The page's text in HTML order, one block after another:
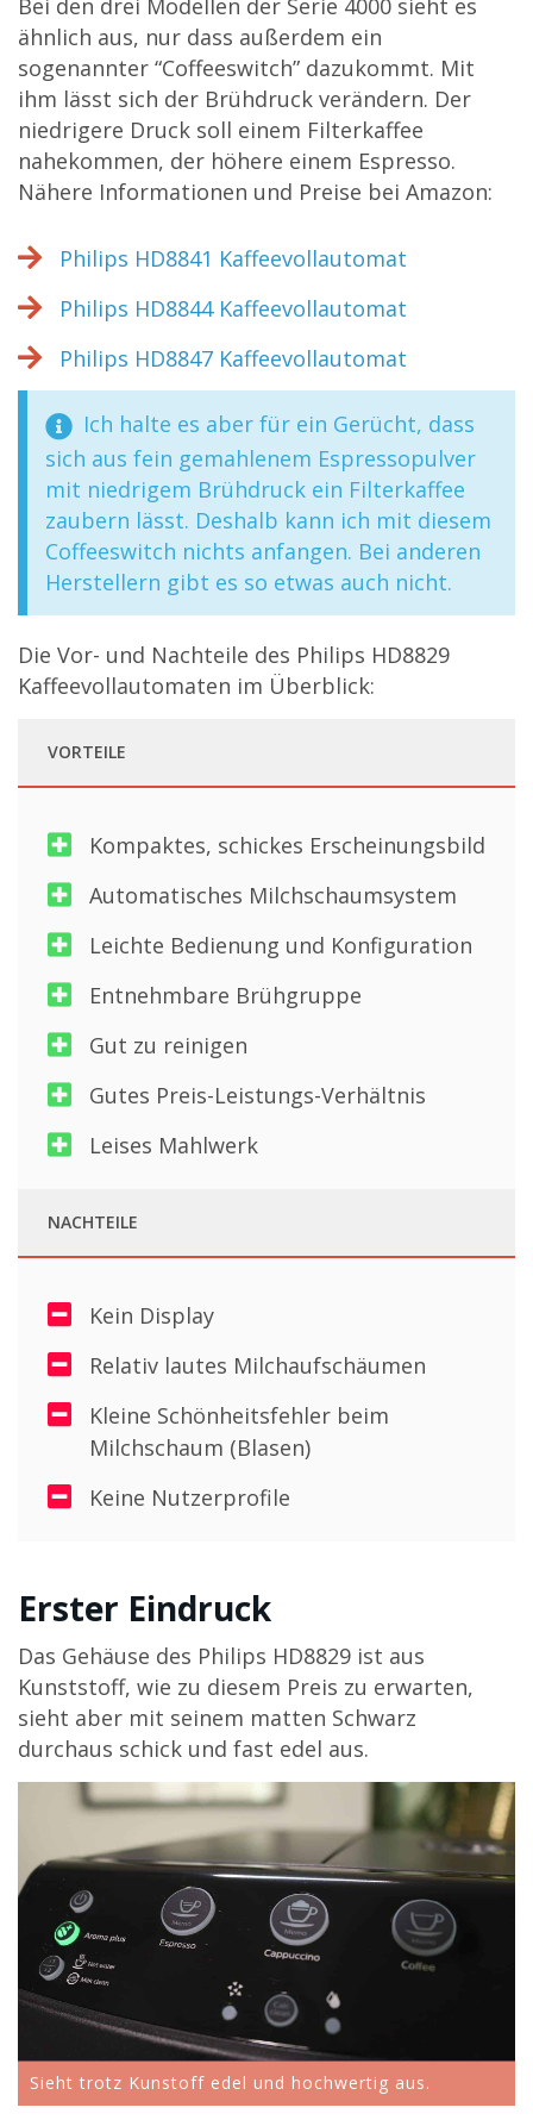
Bei den drei Modellen der Serie 4000 sieht es
ähnlich aus, nur dass außerdem ein
sogenannter “Coffeeswitch” dazukommt. Mit
ihm lässt sich der Brühdruck verändern. Der
niedrigere Druck soll einem Filterkaffee
nahekommen, der höhere einem Espresso.
Nähere Informationen und Preise bei Amazon:
Philips HD8841 Kaffeevollautomat
Philips HD8844 Kaffeevollautomat
Philips HD8847 Kaffeevollautomat
Ich halte es aber für ein Gerücht, dass
sich aus fein gemahlenem Espressopulver
mit niedrigem Brühdruck ein Filterkaffee
zaubern lässt. Deshalb kann ich mit diesem
Coffeeswitch nichts anfangen. Bei anderen
Herstellern gibt es so etwas auch nicht.
Die Vor- und Nachteile des Philips HD8829
Kaffeevollautomaten im Überblick:
VORTEILE
Kompaktes, schickes Erscheinungsbild
Automatisches Milchschaumsystem
Leichte Bedienung und Konfiguration
Entnehmbare Brühgruppe
Gut zu reinigen
Gutes Preis-Leistungs-Verhältnis
Leises Mahlwerk
NACHTEILE
Kein Display
Relativ lautes Milchaufschäumen
Kleine Schönheitsfehler beim
Milchschaum (Blasen)
Keine Nutzerprofile
Erster Eindruck
Das Gehäuse des Philips HD8829 ist aus
Kunststoff, wie zu diesem Preis zu erwarten,
sieht aber mit seinem matten Schwarz
durchaus schick und fast edel aus.
Sieht trotz Kunstoff edel und hochwertig aus.